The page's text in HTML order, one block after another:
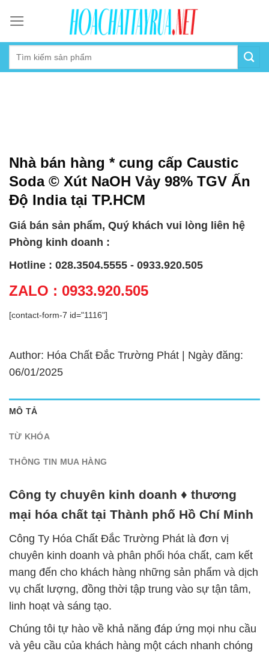
content
Nhà bán hàng * cung cấp Caustic
Soda © Xút NaOH Vảy 98% TGV Ấn
Độ India tại TP.HCM
Giá bán sản phẩm, Quý khách vui lòng liên hệ
Phòng kinh doanh :
Hotline : 028.3504.5555 - 0933.920.505
ZALO : 0933.920.505
[contact-form-7 id="1116"]
Author: Hóa Chất Đắc Trường Phát | Ngày đăng:
06/01/2025
MÔ TẢ
TỪ KHÓA
THÔNG TIN MUA HÀNG
Công ty chuyên kinh doanh ♦ thương
mại hóa chất tại Thành phố Hồ Chí Minh
Công Ty Hóa Chất Đắc Trường Phát là đơn vị
chuyên kinh doanh và phân phối hóa chất, cam kết
mang đến cho khách hàng những sản phẩm và dịch
vụ chất lượng, đồng thời tập trung vào sự tận tâm,
linh hoạt và sáng tạo.
Chúng tôi tự hào về khả năng đáp ứng mọi nhu cầu
và yêu cầu của khách hàng một cách nhanh chóng